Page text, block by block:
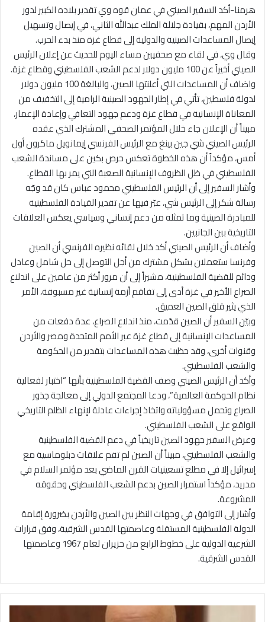
هرمنا-أكد السفير الصيني في عمان قوه وي تقدير بلاده الكبير لدور
الأردن المهم، بقيادة جلالة الملك عبدالله الثاني، في إيصال وتسهيل
إيصال المساعدات الصينية والدولية إلى قطاع غزة منذ بدء الحرب.
وقال وي، في لقاء مع صحفيين مساء اليوم للحديث عن إعلان الرئيس
الصيني أخيراً عن 100 مليون دولار لدعم الشعب الفلسطيني وقطاع غزة.
واضاف أن المساعدات التي أعلنتها الصين، والبالغة 100 مليون دولار
لدولة فلسطين، تأتي في إطار الجهود الصينية الرامية إلى التخفيف من
المعاناة الإنسانية في قطاع غزة ودعم جهود التعافي وإعادة الإعمار،
مبيناً أن الإعلان جاء خلال المؤتمر الصحفي المشترك الذي عقده
الرئيس الصيني شي جين بينغ مع الرئيس الفرنسي إيمانويل ماكرون أول
أمس، مؤكداً أن هذه الخطوة تعكس حرص بكين على مساندة الشعب
الفلسطيني في ظل الظروف الإنسانية الصعبة التي يمر بها القطاع.
وأشار السفير إلى أن الرئيس الفلسطيني محمود عباس كان قد وجّه
رسالة شكر إلى الرئيس شي، عبّر فيها عن تقدير القيادة الفلسطينية
للمبادرة الصينية وما تمثله من دعم إنساني وسياسي يعكس العلاقات
التاريخية بين الجانبين.
وأضاف أن الرئيس الصيني أكد خلال لقائه نظيره الفرنسي أن الصين
وفرنسا ستعملان بشكل مشترك من أجل التوصل إلى حل شامل وعادل
ودائم للقضية الفلسطينية، مشيراً إلى أن مرور أكثر من عامين على اندلاع
الصراع الأخير في غزة أدى إلى تفاقم أزمة إنسانية غير مسبوقة، الأمر
الذي يثير قلق الصين العميق.
وبيّن السفير أن الصين قدّمت، منذ اندلاع الصراع، عدة دفعات من
المساعدات الإنسانية إلى قطاع غزة عبر الأمم المتحدة ومصر والأردن
وقنوات أخرى، وقد حظيت هذه المساعدات بتقدير من الحكومة
والشعب الفلسطيني.
وأكد أن الرئيس الصيني وصف القضية الفلسطينية بأنها “اختبار لفعالية
نظام الحوكمة العالمية”، ودعا المجتمع الدولي إلى معالجة جذور
الصراع وتحمل مسؤولياته واتخاذ إجراءات عادلة لإنهاء الظلم التاريخي
الواقع على الشعب الفلسطيني.
وعرض السفير جهود الصين تاريخياً في دعم القضية الفلسطينية
والشعب الفلسطيني، مبيناً أن الصين لم تقم علاقات دبلوماسية مع
إسرائيل إلا في مطلع تسعينيات القرن الماضي بعد مؤتمر السلام في
مدريد، مؤكداً استمرار الصين بدعم الشعب الفلسطيني وحقوقه
المشروعة.
وأشار إلى التوافق في وجهات النظر بين الصين والأردن بضرورة إقامة
الدولة الفلسطينية المستقلة وعاصمتها القدس الشرقية، وفق قرارات
الشرعية الدولية على خطوط الرابع من حزيران لعام 1967 وعاصمتها
القدس الشرقية.